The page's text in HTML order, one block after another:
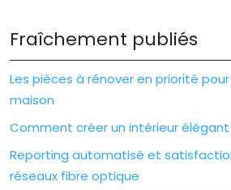
Fraîchement publiés
Les pièces à rénover en priorité
maison
Comment créer un intérieur
Reporting automatisé et
réseaux fibre optique